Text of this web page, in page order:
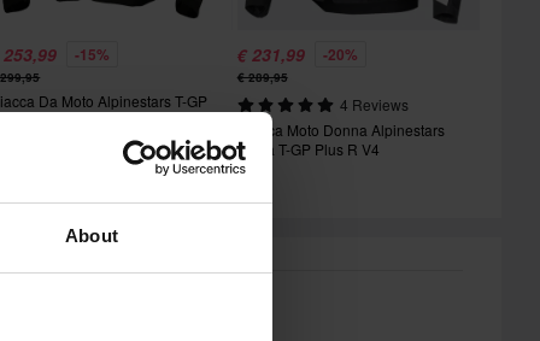
About
-15%
Da Moto Alpinestars T-GP
€ 231,99 -20%
€ 289,95
4 Reviews
Giacca Moto Donna Alpinestars
Stella T-GP Plus R V4